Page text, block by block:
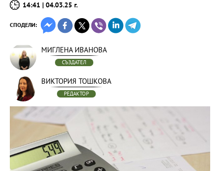
14:41 | 04.03.25 г.
СПОДЕЛИ:
МИГЛЕНА ИВАНОВА
СЪЗДАТЕЛ
ВИКТОРИЯ ТОШКОВА
РЕДАКТОР